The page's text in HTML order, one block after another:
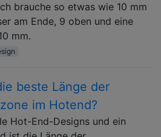
brauche so etwas wie 10 mm
am Ende, 9 oben und eine
mm.
beste Länge der
im Hotend?
Hot-End-Designs und ein